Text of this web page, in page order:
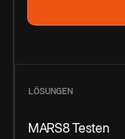
LÖSUNGEN
MARS8 Testen